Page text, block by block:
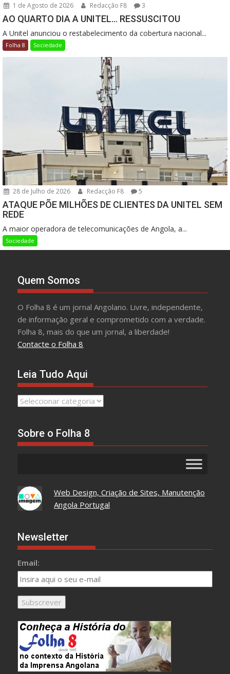
1 de Agosto de 2026 Redacção F8 3
AO QUARTO DIA A UNITEL… RESSUSCITOU
A Unitel anunciou o restabelecimento da cobertura nacional...
Folha 8 Sociedade
28 de Julho de 2026 Redacção F8 5
ATAQUE PÕE MILHÕES DE CLIENTES DA UNITEL SEM
REDE
A maior operadora de telecomunicações de Angola, a...
Sociedade
Quem Somos
O Folha 8 é um jornal Angolano. Livre, independente,
de informação geral e comprometido com a verdade.
Folha 8, mais do que um jornal, a liberdade!
Contacte o Folha 8
Leia Tudo Aqui
Leia
Sobre o Folha 8
Web Design, Criação de Sites, Manutenção
Angola Portugal
Newsletter
Email: